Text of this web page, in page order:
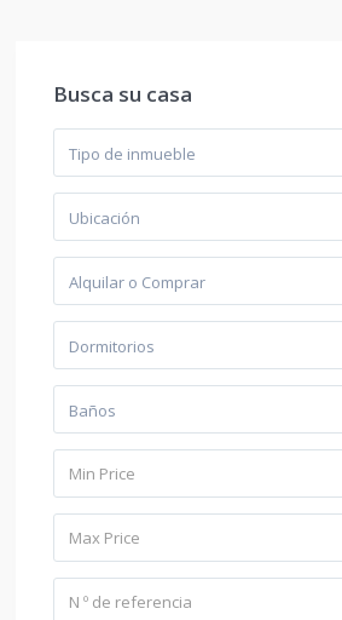
Busca su casa
Tipo de inmueble
Ubicación
Alquilar o Comprar
Dormitorios
Baños